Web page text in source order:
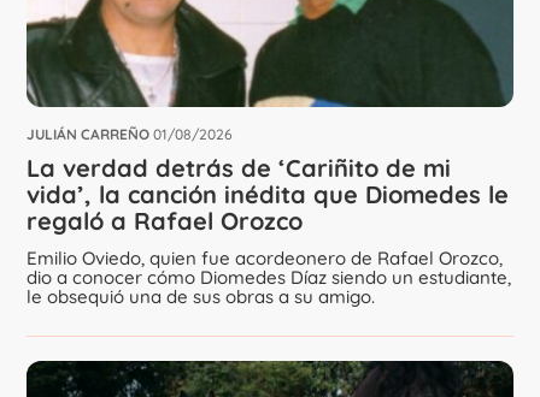
JULIÁN CARREÑO 01/08/2026
La verdad detrás de ‘Cariñito de mi
vida’, la canción inédita que Diomedes le
regaló a Rafael Orozco
Emilio Oviedo, quien fue acordeonero de Rafael Orozco,
dio a conocer cómo Diomedes Díaz siendo un estudiante,
le obsequió una de sus obras a su amigo.